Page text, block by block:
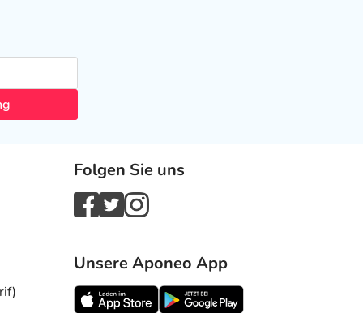
Folgen Sie uns
Unsere Aponeo App